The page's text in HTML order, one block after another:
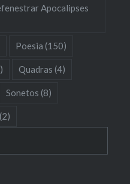
Apocalipses
Poesia (150)
Quadras (4)
Sonetos (8)
(2)